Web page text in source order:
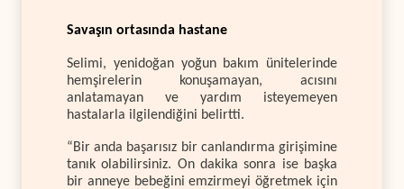
Savaşın ortasında hastane
Selimi, yenidoğan yoğun bakım ünitelerinde
hemşirelerin konuşamayan, acısını
anlatamayan ve yardım isteyemeyen
hastalarla ilgilendiğini belirtti.
“Bir anda başarısız bir canlandırma girişimine
tanık olabilirsiniz. On dakika sonra ise başka
bir anneye bebeğini emzirmeyi öğretmek için